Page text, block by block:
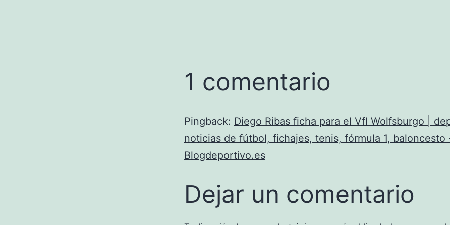
1 comentario
Pingback: Diego Ribas ficha para el Vfl Wolfsburgo |
noticias de fútbol, fichajes, tenis, fórmula 1, baloncesto
Blogdeportivo.es
Dejar un comentario